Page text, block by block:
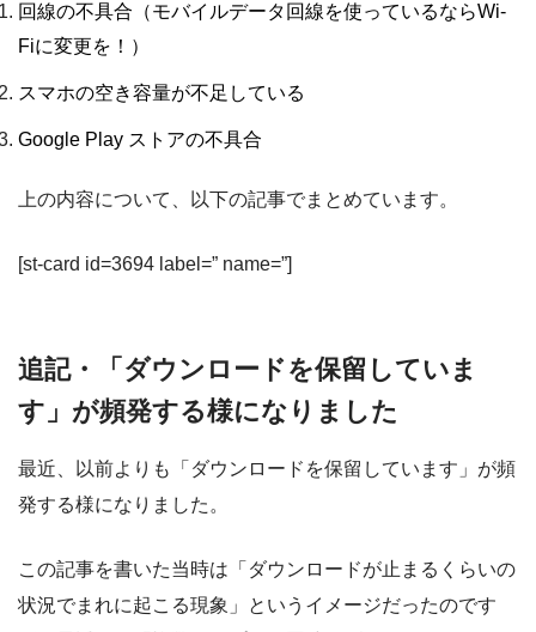
回線の不具合（モバイルデータ回線を使っているならWi-
Fiに変更を！）
スマホの空き容量が不足している
Google Play ストアの不具合
上の内容について、以下の記事でまとめています。
[st-card id=3694 label=” name=”]
追記・「ダウンロードを保留していま
す」が頻発する様になりました
最近、以前よりも
「ダウンロードを保留しています」が頻
発する様になりました。
この記事を書いた当時は「ダウンロードが止まるくらいの
状況でまれに起こる現象」というイメージだったのです